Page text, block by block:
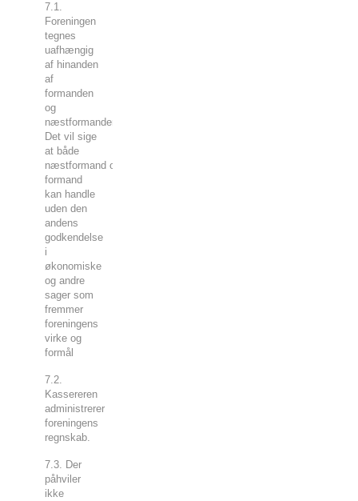
7.1.
Foreningen
tegnes
uafhængig
af hinanden
af
formanden
og
næstformanden.
Det vil sige
at både
næstformand og
formand
kan handle
uden den
andens
godkendelse
i
økonomiske
og andre
sager som
fremmer
foreningens
virke og
formål
7.2.
Kassereren
administrerer
foreningens
regnskab.
7.3. Der
påhviler
ikke